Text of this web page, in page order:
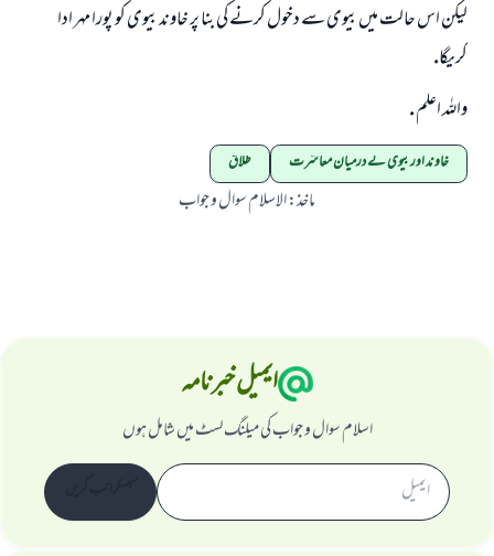
ليكن اس حالت ميں بيوى سے دخول كرنے كى بنا پر خاوند بيوى كو پورا مہر ادا
كريگا.
واللہ اعلم .
خاوند اور بیوی کے درمیان معاشرت طلاق
ماخذ:الاسلام سوال و جواب
ایمیل خبرنامہ
اسلام سوال و جواب کی میلنگ لسٹ میں شامل ہوں